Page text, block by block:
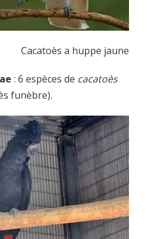
huppe jaune
: 6 espèces de cacatoès
funèbre).